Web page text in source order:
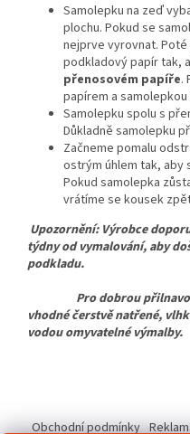
Samolepku na zeď
plochu. Pokud se
nejprve vyrovnat.
podkladový papír tak,
přenosovém papíře.
papírem a
Samolepku spolu s
Důkladně samolepku
Začneme pomalu
ostrým úhlem tak, aby
Pokud samolepka
vrátíme se kousek
Upozornění: Výrobce
týdny od vymalování, aby
podkladu.
Pro dobrou přilnavost
vhodné čerstvě natřené,
vodou omyvatelné výmalby.
Obchodní podmínky